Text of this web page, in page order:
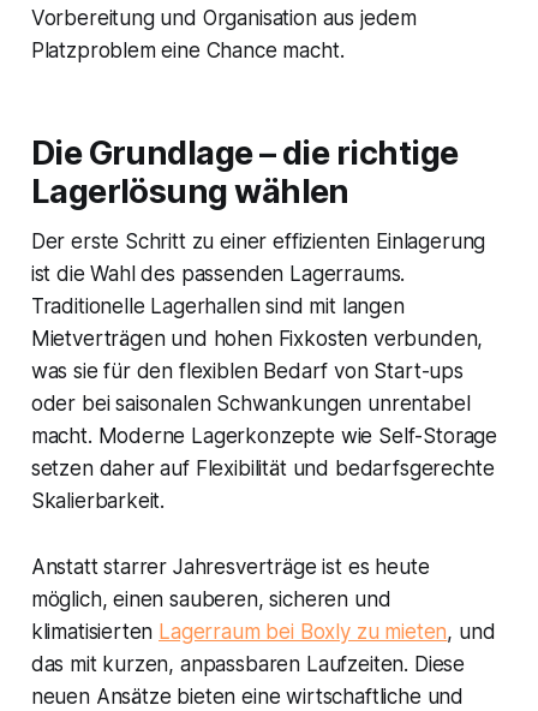
Vorbereitung und Organisation aus jedem
Platzproblem eine Chance macht.
Die Grundlage – die richtige
Lagerlösung wählen
Der erste Schritt zu einer effizienten Einlagerung
ist die Wahl des passenden Lagerraums.
Traditionelle Lagerhallen sind mit langen
Mietverträgen und hohen Fixkosten verbunden,
was sie für den flexiblen Bedarf von Start-ups
oder bei saisonalen Schwankungen unrentabel
macht. Moderne Lagerkonzepte wie Self-Storage
setzen daher auf Flexibilität und bedarfsgerechte
Skalierbarkeit.
Anstatt starrer Jahresverträge ist es heute
möglich, einen sauberen, sicheren und
klimatisierten Lagerraum bei Boxly zu mieten, und
das mit kurzen, anpassbaren Laufzeiten. Diese
neuen Ansätze bieten eine wirtschaftliche und